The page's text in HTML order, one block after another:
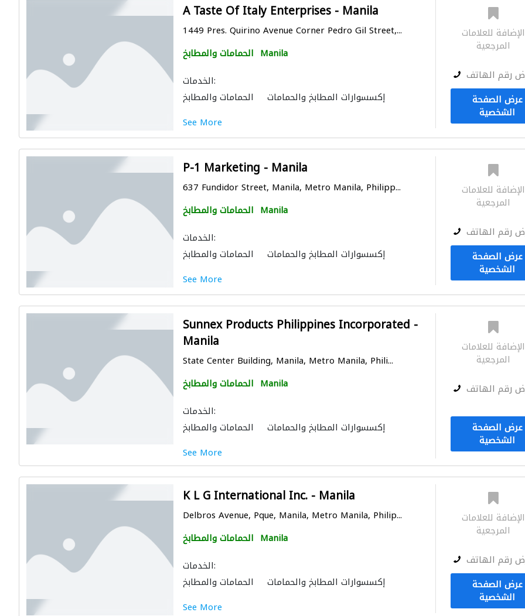
A Taste Of Italy Enterprises - Manila
1449 Pres. Quirino Avenue Corner Pedro Gil Street,...
الحمامات والمطابخ Manila
الخدمات:
الحمامات والمطابخ
إكسسوارات المطابخ والحمامات
See More
الإضافة للعلامات
المرجعية
رقم الهاتف
عرض الصفحة
الشخصية
P-1 Marketing - Manila
637 Fundidor Street, Manila, Metro Manila, Philipp...
الحمامات والمطابخ Manila
الخدمات:
الحمامات والمطابخ
إكسسوارات المطابخ والحمامات
See More
الإضافة للعلامات
المرجعية
رقم الهاتف
عرض الصفحة
الشخصية
Sunnex Products Philippines Incorporated -
Manila
State Center Building, Manila, Metro Manila, Phili...
الحمامات والمطابخ Manila
الخدمات:
الحمامات والمطابخ
إكسسوارات المطابخ والحمامات
See More
الإضافة للعلامات
المرجعية
رقم الهاتف
عرض الصفحة
الشخصية
K L G International Inc. - Manila
Delbros Avenue, Pque, Manila, Metro Manila, Philip...
الحمامات والمطابخ Manila
الخدمات:
الحمامات والمطابخ
إكسسوارات المطابخ والحمامات
See More
الإضافة للعلامات
المرجعية
رقم الهاتف
عرض الصفحة
الشخصية